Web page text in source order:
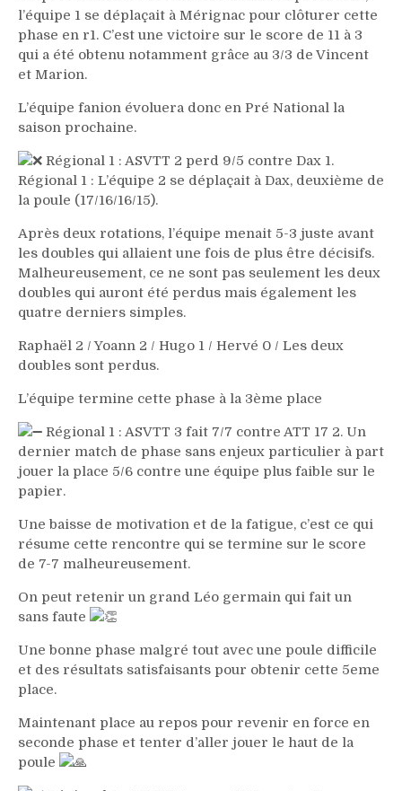
l’équipe 1 se déplaçait à Mérignac pour clôturer cette
phase en r1. C’est une victoire sur le score de 11 à 3
qui a été obtenu notamment grâce au 3/3 de Vincent
et Marion.
L’équipe fanion évoluera donc en Pré National la
saison prochaine.
Régional 1 : ASVTT 2 perd 9/5 contre Dax 1.
Régional 1 : L’équipe 2 se déplaçait à Dax, deuxième de
la poule (17/16/16/15).
Après deux rotations, l’équipe menait 5-3 juste avant
les doubles qui allaient une fois de plus être décisifs.
Malheureusement, ce ne sont pas seulement les deux
doubles qui auront été perdus mais également les
quatre derniers simples.
Raphaël 2 / Yoann 2 / Hugo 1 / Hervé 0 / Les deux
doubles sont perdus.
L’équipe termine cette phase à la 3ème place
Régional 1 : ASVTT 3 fait 7/7 contre ATT 17 2. Un
dernier match de phase sans enjeux particulier à part
jouer la place 5/6 contre une équipe plus faible sur le
papier.
Une baisse de motivation et de la fatigue, c’est ce qui
résume cette rencontre qui se termine sur le score
de 7-7 malheureusement.
On peut retenir un grand Léo germain qui fait un
sans faute
Une bonne phase malgré tout avec une poule difficile
et des résultats satisfaisants pour obtenir cette 5eme
place.
Maintenant place au repos pour revenir en force en
seconde phase et tenter d’aller jouer le haut de la
poule